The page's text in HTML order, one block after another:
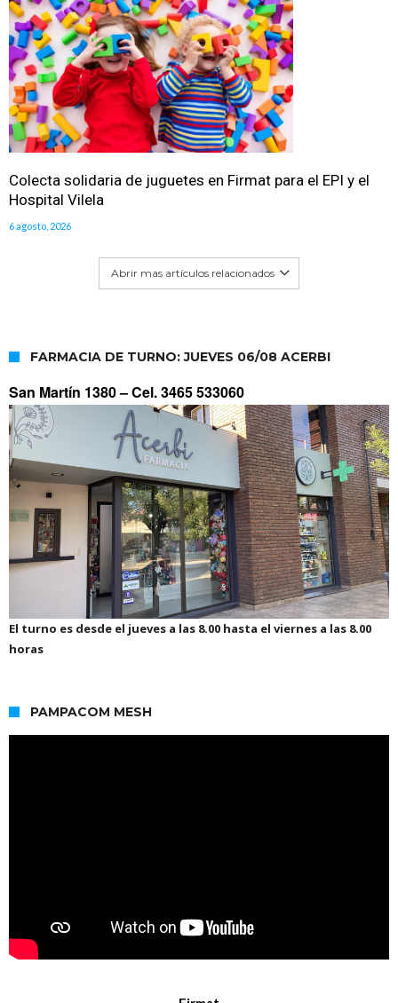
Colecta solidaria de juguetes en Firmat para el EPI y el
Hospital Vilela
6 agosto, 2026
Abrir mas artículos relacionados
FARMACIA DE TURNO: JUEVES 06/08 ACERBI
San Martín 1380 –Cel. 3465 533060
El turno es desde el jueves a las 8.00 hasta el viernes a las 8.00
horas
PAMPACOM MESH